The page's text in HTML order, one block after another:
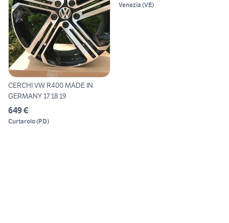
CERCHI VW R400 MADE IN
GERMANY 17 18 19
649 €
Curtarolo(PD)
Venezia (VE)